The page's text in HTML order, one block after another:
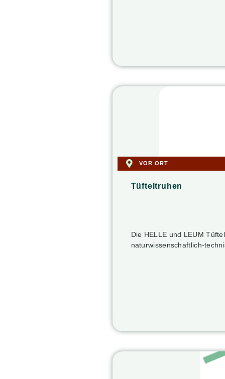
VOR ORT
Tüfteltruhen
Die HELLE und LEUM
naturwissenschaftlich-